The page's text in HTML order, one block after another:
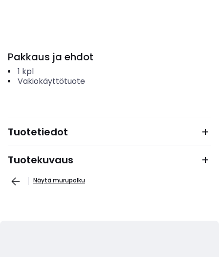
Pakkaus ja ehdot
1 kpl
Vakiokäyttötuote
Tuotetiedot
Tuotekuvaus
Näytä murupolku